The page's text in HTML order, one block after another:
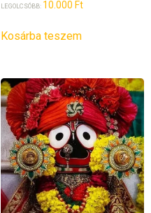
LEGOLCSÓBB: 10.000 Ft
Kosárba teszem